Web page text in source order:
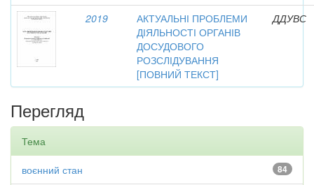
2019
АКТУАЛЬНІ ПРОБЛЕМИ
ДІЯЛЬНОСТІ ОРГАНІВ
ДОСУДОВОГО
РОЗСЛІДУВАННЯ
[ПОВНИЙ ТЕКСТ]
ДДУВС
Перегляд
Тема
84
воєнний стан